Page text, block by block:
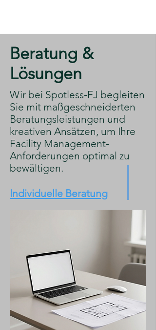
​Beratung &
Lösungen
​Wir bei Spotless-FJ begleiten
Sie mit maßgeschneiderten
Beratungsleistungen und
kreativen Ansätzen, um Ihre
Facility Management-
Anforderungen optimal zu
bewältigen.
Individuelle Beratung